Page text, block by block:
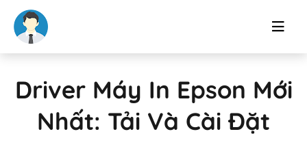
Driver Máy In Epson Mới
Nhất: Tải Và Cài Đặt